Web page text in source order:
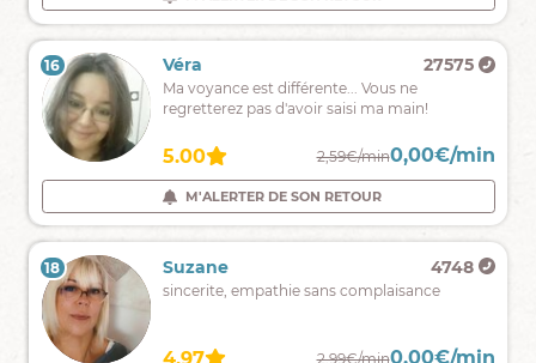
votre
guide
clairaudience.
15 Saya
7647
Je
suis
Medium
auditive,
tarologue
et
numérologue.
4.90 2,39€/min 0,00€/min
M'ALERTER DE SON RETOUR
16 Véra 27575
Ma voyance est différente... Vous ne
regretterez pas d'avoir saisi ma main!
5.00 2,59€/min0,00€/min
M'ALERTER DE SON RETOUR
17 Gabsi
1992
Je
de
4.88 0,00€/min
18 Suzane 4748
sincerite, empathie sans complaisance
4.97 2,99€/min0,00€/min